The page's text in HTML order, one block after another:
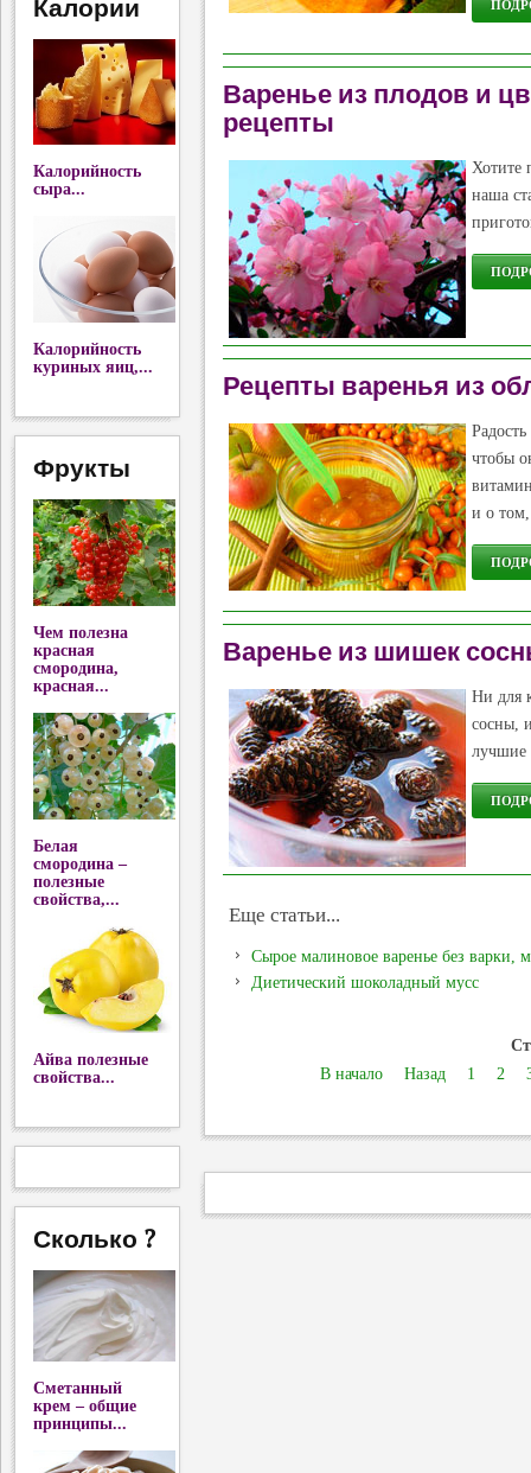
Варенье из плодов и
рецепты
Хотите
наша
Рецепты варенья из
чтобы
и о том,
Варенье из шишек
Ни для
сосны,
лучшие
Еще статьи...
Сырое малиновое варенье без варки,
Диетический шоколадный мусс
В начало
Назад 1 2
Калории
Калорийность
сыра...
Калорийность
куриных яиц,...
Фрукты
Чем полезна
красная
смородина,
красная...
Белая
смородина –
полезные
свойства,...
Айва полезные
свойства...
Сколько ?
Сметанный
крем – общие
принципы...